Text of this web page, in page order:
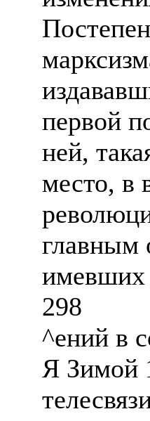
первой
ней,
место, в
главным
имевших
298
^ений в
Я Зимой